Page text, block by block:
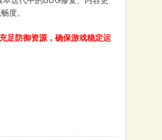
度。
足防御资源，确保游戏稳定运